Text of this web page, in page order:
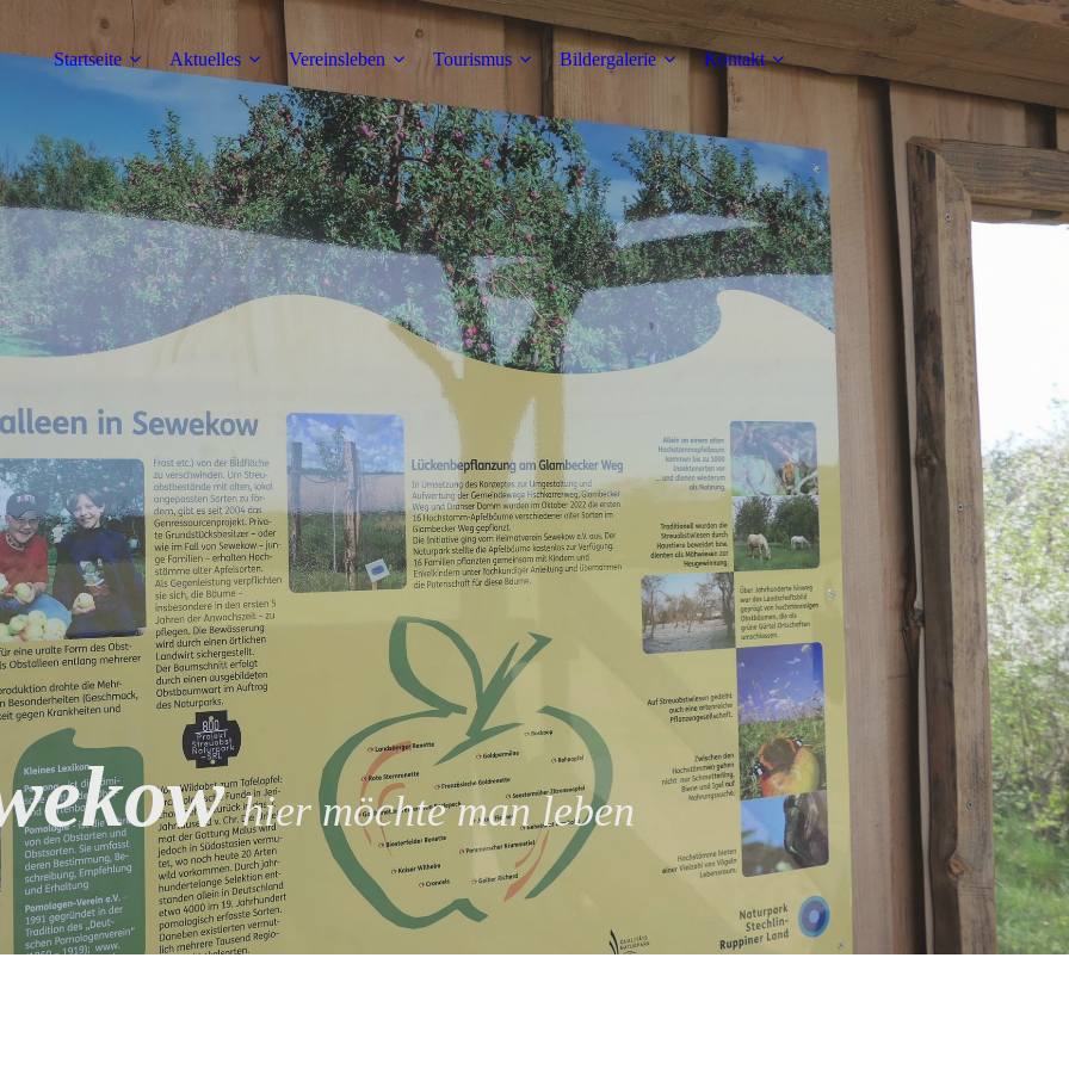
Startseite Aktuelles Vereinsleben Tourismus Bildergalerie Kontakt
hier möchte man leben